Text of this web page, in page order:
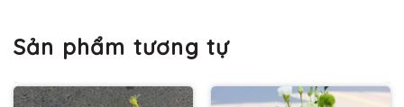
Sản phẩm tương tự